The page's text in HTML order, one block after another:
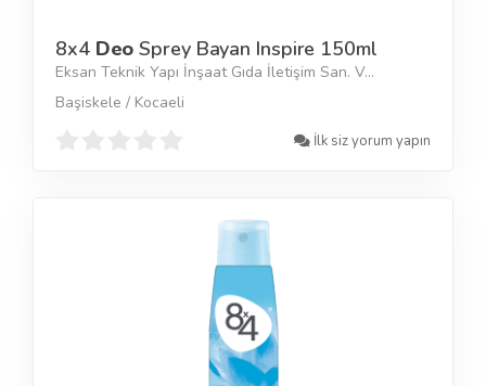
8x4 Deo Sprey Bayan Inspire 150ml
Eksan Teknik Yapı İnşaat Gıda İletişim San. V...
Başiskele / Kocaeli
İlk siz yorum yapın